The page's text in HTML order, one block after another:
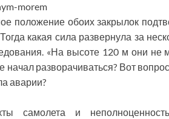
morem
положение обоих закрылок
какая сила развернула за
«На высоте 120 м они не
начал разворачиваться? Вот
аварии?
самолета и